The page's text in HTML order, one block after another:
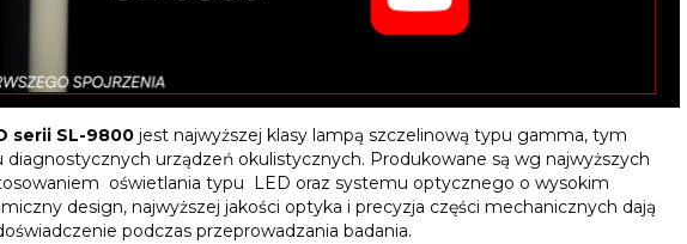
serii SL-9800 jest najwyższej klasy lampą szczelinową typu gamma, tym
urządzeń okulistycznych. Produkowane są wg najwyższych
oświetlania typu LED oraz systemu optycznego o wysokim
design, najwyższej jakości optyka i precyzja części mechanicznych dają
podczas przeprowadzania badania.